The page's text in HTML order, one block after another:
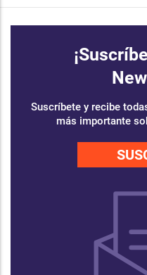
Suscríbete y recibe
más importante